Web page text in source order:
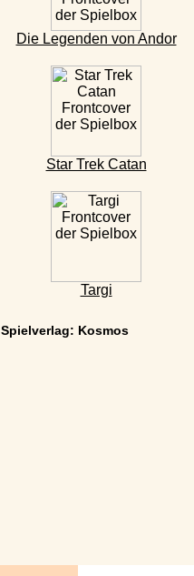
Die Legenden von Andor
Star Trek Catan
Targi
Spielverlag: Kosmos